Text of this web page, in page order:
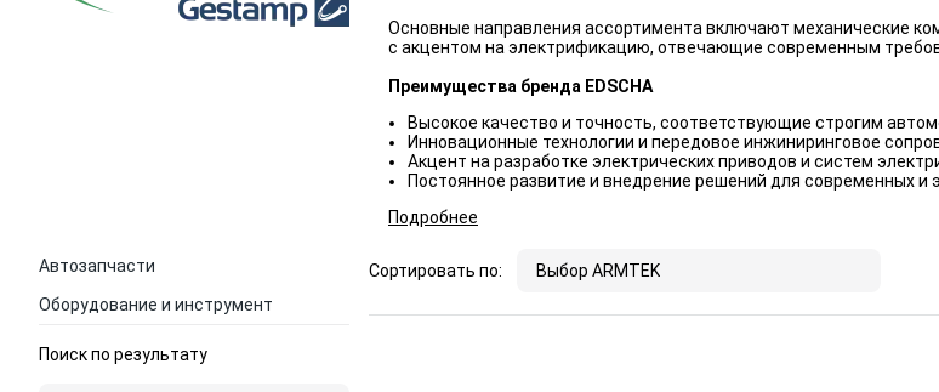
Основные направления ассортимента включают механические
с акцентом на электрификацию, отвечающие современным
Преимущества бренда EDSCHA
Высокое качество и точность, соответствующие строгим
Инновационные технологии и передовое инжиниринговое
Акцент на разработке электрических приводов и систем
Постоянное развитие и внедрение решений для современных и
Подробнее
Автозапчасти
Оборудование и инструмент
Поиск по результату
Сортировать по: Выбор ARMTEK